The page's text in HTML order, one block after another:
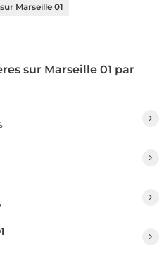
Marseille 01
sur Marseille 01 par